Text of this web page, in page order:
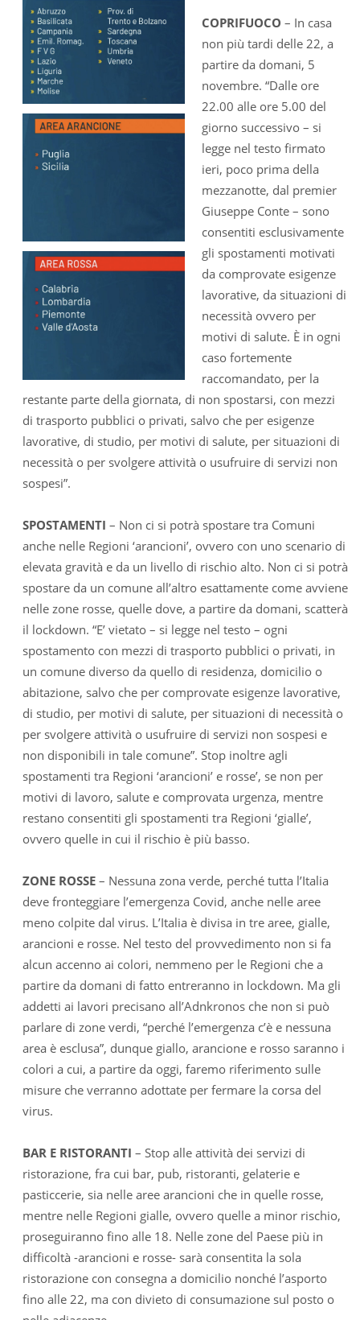
COPRIFUOCO – In casa
non più tardi delle 22, a
partire da domani, 5
novembre. “Dalle ore
22.00 alle ore 5.00 del
giorno successivo – si
legge nel testo firmato
ieri, poco prima della
mezzanotte, dal premier
Giuseppe Conte – sono
consentiti esclusivamente
gli spostamenti motivati
da comprovate esigenze
lavorative, da situazioni di
necessità ovvero per
motivi di salute. È in ogni
caso fortemente
raccomandato, per la
restante parte della giornata, di non spostarsi, con mezzi
di trasporto pubblici o privati, salvo che per esigenze
lavorative, di studio, per motivi di salute, per situazioni di
necessità o per svolgere attività o usufruire di servizi non
sospesi”.
SPOSTAMENTI – Non ci si potrà spostare tra Comuni
anche nelle Regioni ‘arancioni’, ovvero con uno scenario di
elevata gravità e da un livello di rischio alto. Non ci si potrà
spostare da un comune all’altro esattamente come avviene
nelle zone rosse, quelle dove, a partire da domani, scatterà
il lockdown. “E’ vietato – si legge nel testo – ogni
spostamento con mezzi di trasporto pubblici o privati, in
un comune diverso da quello di residenza, domicilio o
abitazione, salvo che per comprovate esigenze lavorative,
di studio, per motivi di salute, per situazioni di necessità o
per svolgere attività o usufruire di servizi non sospesi e
non disponibili in tale comune”. Stop inoltre agli
spostamenti tra Regioni ‘arancioni’ e rosse’, se non per
motivi di lavoro, salute e comprovata urgenza, mentre
restano consentiti gli spostamenti tra Regioni ‘gialle’,
ovvero quelle in cui il rischio è più basso.
ZONE ROSSE– Nessuna zona verde, perché tutta l’Italia
deve fronteggiare l’emergenza Covid, anche nelle aree
meno colpite dal virus. L’Italia è divisa in tre aree, gialle,
arancioni e rosse. Nel testo del provvedimento non si fa
alcun accenno ai colori, nemmeno per le Regioni che a
partire da domani di fatto entreranno in lockdown. Ma gli
addetti ai lavori precisano all’Adnkronos che non si può
parlare di zone verdi, “perché l’emergenza c’è e nessuna
area è esclusa”, dunque giallo, arancione e rosso saranno i
colori a cui, a partire da oggi, faremo riferimento sulle
misure che verranno adottate per fermare la corsa del
virus.
BAR E RISTORANTI – Stop alle attività dei servizi di
ristorazione, fra cui bar, pub, ristoranti, gelaterie e
pasticcerie, sia nelle aree arancioni che in quelle rosse,
mentre nelle Regioni gialle, ovvero quelle a minor rischio,
proseguiranno fino alle 18. Nelle zone del Paese più in
difficoltà -arancioni e rosse- sarà consentita la sola
ristorazione con consegna a domicilio nonché l’asporto
fino alle 22, ma con divieto di consumazione sul posto o